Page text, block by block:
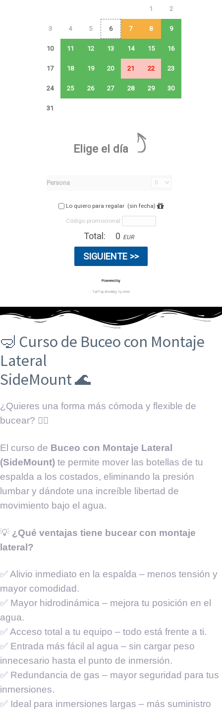
🤿 Curso de Buceo con Montaje
Lateral
SideMount 🌊
¿Quieres una forma más cómoda y flexible de
bucear? 🧘‍♂️
El curso de Buceo con Montaje Lateral
(SideMount) te permite mover las botellas de tu
espalda a los costados, eliminando la presión
lumbar y dándote una increíble libertad de
movimiento bajo el agua.
💡 ¿Qué ventajas tiene bucear con montaje
lateral?
✅ Alivio inmediato en la espalda – menos tensión y
mayor comodidad.
✅ Mayor hidrodinámica – mejora tu posición en el
agua.
✅ Acceso total a tu equipo – todo está frente a ti.
✅ Entrada más fácil al agua – sin cargar peso
innecesario hasta el punto de inmersión.
✅ Redundancia de gas – mayor seguridad para tus
inmersiones.
✅ Ideal para inmersiones largas – más suministro